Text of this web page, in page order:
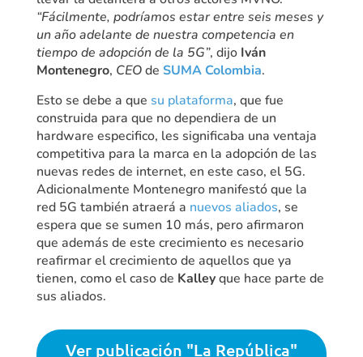
“Fácilmente, podríamos estar entre seis meses y
un año adelante de nuestra competencia en
tiempo de adopción de la 5G”, dijo Iván
Montenegro, CEOde SUMA Colombia.
Esto se debe a que su plataforma, que fue
construida para que no dependiera de un
hardware especifico, les significaba una ventaja
competitiva para la marca en la adopción de las
nuevas redes de internet, en este caso, el 5G.
Adicionalmente Montenegro manifestó que la
red 5G también atraerá a nuevos aliados, se
espera que se sumen 10 más, pero afirmaron
que además de este crecimiento es necesario
reafirmar el crecimiento de aquellos que ya
tienen, como el caso de Kalleyque hace parte de
sus aliados.
Ver publicación "La República"